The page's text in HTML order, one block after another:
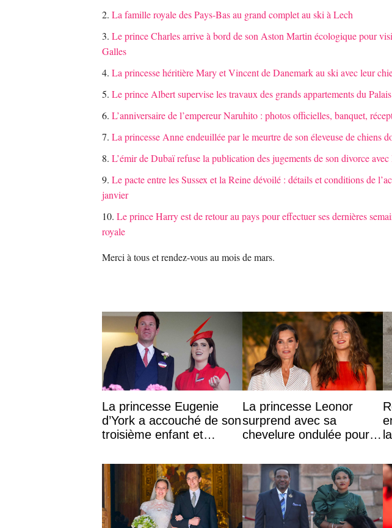
La famille royale des Pays-Bas au grand complet au ski à Lech
Le prince Charles arrive à bord de son Aston Martin écologique pour
Galles
La princesse héritière Mary et Vincent de Danemark au ski avec leur
Le prince Albert supervise les travaux des grands appartements du
L’anniversaire de l’empereur Naruhito : photos officielles, banquet,
La princesse Anne endeuillée par le meurtre de son éleveuse de chiens
L’émir de Dubaï refuse la publication des jugements de son divorce
Le pacte entre les Sussex et la Reine dévoilé : détails et conditions de
janvier
Le prince Harry est de retour au pays pour effectuer ses dernières
royale
Merci à tous et rendez-vous au mois de mars.
La princesse Eugenie
d’York a accouché de son
troisième enfant et
photo
La princesse Leonor
surprend avec sa
chevelure ondulée pour
une réception à Majorque